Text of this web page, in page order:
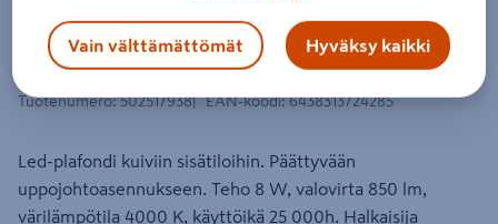
Kattovalaisin Goodiy Plafond led
250mm 850lm 8W 4000K IP20
Tuotenumero:502517938 EAN-koodi:6438313724285
Led-plafondi kuiviin sisätiloihin. Päättyvään
uppojohtoasennukseen. Teho 8 W, valovirta 850 lm,
värilämpötila 4000 K, käyttöikä 25 000h. Halkaisija
Vain välttämättömät Hyväksy kaikki